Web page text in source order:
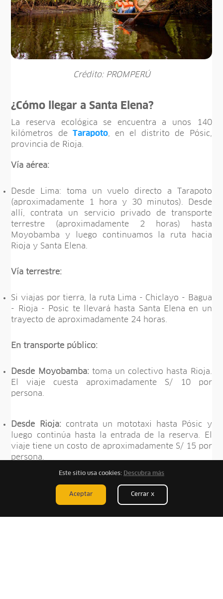
Crédito: PROMPERÚ
¿Cómo llegar a Santa Elena?
La reserva ecológica se encuentra a unos 140
kilómetros de Tarapoto, en el distrito de Pósic,
provincia de Rioja.
Vía aérea:
Desde Lima: toma un vuelo directo a Tarapoto
(aproximadamente 1 hora y 30 minutos). Desde
allí, contrata un servicio privado de transporte
terrestre (aproximadamente 2 horas) hasta
Moyobamba y luego continuamos la ruta hacia
Rioja y Santa Elena.
Vía terrestre:
Si viajas por tierra, la ruta Lima - Chiclayo - Bagua
- Rioja - Posic te llevará hasta Santa Elena en un
trayecto de aproximadamente 24 horas.
En transporte público:
Desde Moyobamba:toma un colectivo hasta Rioja.
El viaje cuesta aproximadamente S/ 10 por
persona.
Desde Rioja:contrata un mototaxi hasta Pósic y
luego continúa hasta la entrada de la reserva. El
viaje tiene un costo de aproximadamente S/ 15 por
persona.
Todo este trayecto tomará aproximadamente 38
minutos y tiene una distancia de 29.6 kilómetros.
Te recomendamos reservar tu visita con
Este sitio usa cookies: Descubra más
Aceptar Cerrar x